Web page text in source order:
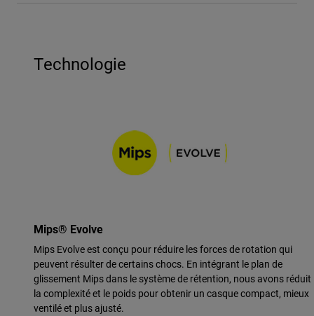
Technologie
Mips® Evolve
Mips Evolve est conçu pour réduire les forces de rotation qui
peuvent résulter de certains chocs. En intégrant le plan de
glissement Mips dans le système de rétention, nous avons réduit
la complexité et le poids pour obtenir un casque compact, mieux
ventilé et plus ajusté.